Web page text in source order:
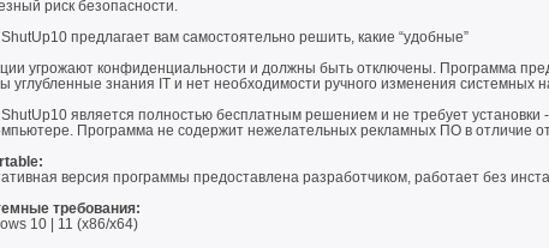
риск безопасности.
предлагает вам самостоятельно решить, какие “удобные”
угрожают конфиденциальности и должны быть отключены. Программа
углубленные знания IT и нет необходимости ручного изменения системных
является полностью бесплатным решением и не требует установки
Программа не содержит нежелательных рекламных ПО в отличие
версия программы предоставлена разработчиком, работает без
требования:
10 | 11 (х86/х64)